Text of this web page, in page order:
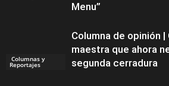
Menu”
Columnas y
Reportajes
Columna de opinión |
maestra que ahora
segunda cerradura